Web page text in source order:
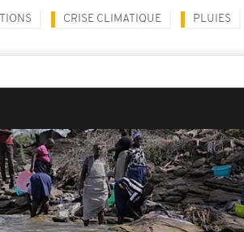
CRISE CLIMATIQUE PLUIES